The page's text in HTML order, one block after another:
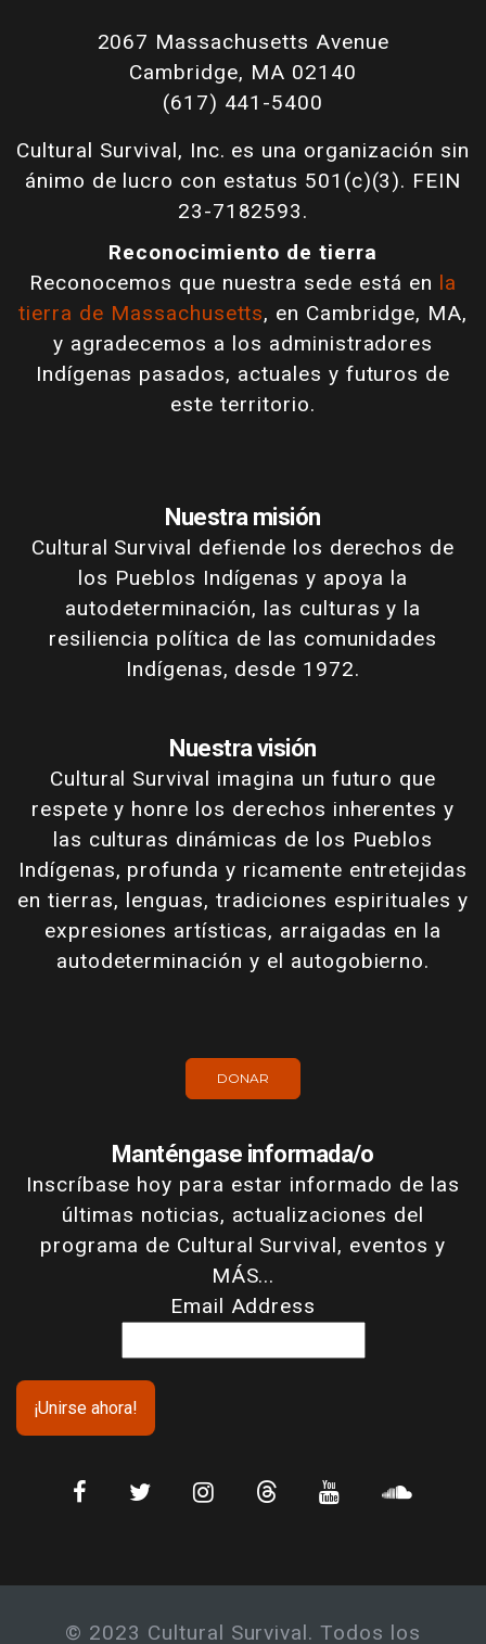
2067 Massachusetts Avenue
Cambridge, MA 02140
(617) 441-5400
Cultural Survival, Inc. es una organización sin
ánimo de lucro con estatus 501(c)(3). FEIN
23-7182593.
Reconocimiento de tierra
Reconocemos que nuestra sede está en la
tierra de Massachusetts, en Cambridge, MA,
y agradecemos a los administradores
Indígenas pasados, actuales y futuros de
este territorio.
Nuestra misión
Cultural Survival defiende los derechos de
los Pueblos Indígenas y apoya la
autodeterminación, las culturas y la
resiliencia política de las comunidades
Indígenas, desde 1972.
Nuestra visión
Cultural Survival imagina un futuro que
respete y honre los derechos inherentes y
las culturas dinámicas de los Pueblos
Indígenas, profunda y ricamente entretejidas
en tierras, lenguas, tradiciones espirituales y
expresiones artísticas, arraigadas en la
autodeterminación y el autogobierno.
DONAR
Manténgase informada/o
Inscríbase hoy para estar informado de las
últimas noticias, actualizaciones del
programa de Cultural Survival, eventos y
MÁS...
Email Address
© 2023 Cultural Survival. Todos los